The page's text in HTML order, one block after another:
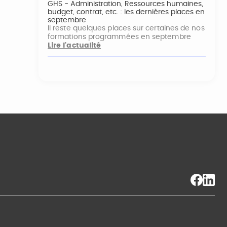
GHS - Administration, Ressources humaines,
budget, contrat, etc. : les dernières places en
septembre
Il reste quelques places sur certaines de nos
formations programmées en septembre
Lire l'actualité